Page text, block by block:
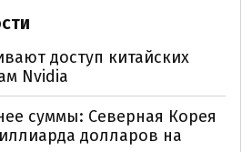
доступ китайских
Nvidia
суммы: Северная Корея
долларов на